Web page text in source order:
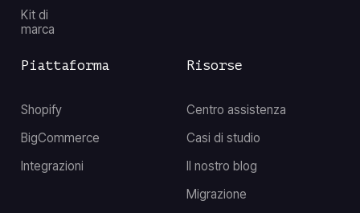
Kit di
marca
Risorse
Centro assistenza
Casi di studio
Il nostro blog
Migrazione
Piattaforma
Shopify
BigCommerce
Integrazioni